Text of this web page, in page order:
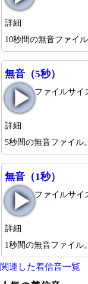
詳細
10秒間の無音ファイル
無音（5秒）
ファイルサイ
詳細
5秒間の無音ファイル
無音（1秒）
ファイルサイ
詳細
1秒間の無音ファイル
関連した着信音一覧